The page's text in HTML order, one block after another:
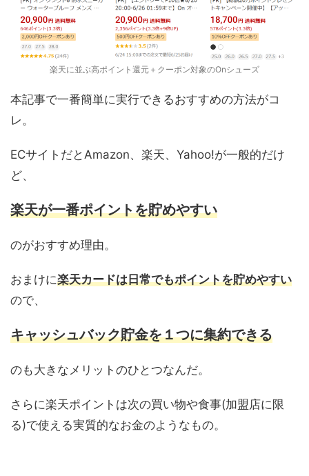
楽天に並ぶ高ポイント還元＋クーポン対象のOnシューズ
本記事で一番簡単に実行できるおすすめの方法がコ
レ。
ECサイトだとAmazon、楽天、Yahoo!が一般的だけ
ど、
楽天が一番ポイントを貯めやすい
のがおすすめ理由。
おまけに楽天カードは日常でもポイントを貯めやすい
ので、
キャッシュバック貯金を１つに集約できる
のも大きなメリットのひとつなんだ。
さらに楽天ポイントは次の買い物や食事(加盟店に限
る)で使える実質的なお金のようなもの。